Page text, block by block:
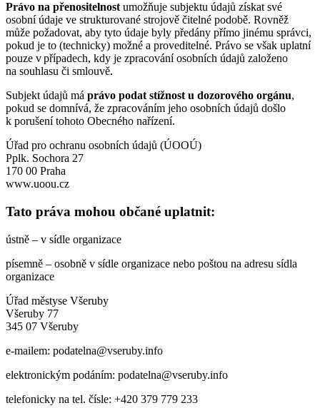
Právo na přenositelnostumožňuje subjektu údajů získat své
osobní údaje ve strukturované strojově čitelné podobě. Rovněž
může požadovat, aby tyto údaje byly předány přímo jinému správci,
pokud je to (technicky) možné a proveditelné. Právo se však uplatní
pouze v případech, kdy je zpracování osobních údajů založeno
na souhlasu či smlouvě.
Subjekt údajů má právo podat stížnost u dozorového orgánu,
pokud se domnívá, že zpracováním jeho osobních údajů došlo
k porušení tohoto Obecného nařízení.
Úřad pro ochranu osobních údajů (ÚOOÚ)
Pplk. Sochora 27
170 00 Praha
www.uoou.cz
Tato práva mohou občané uplatnit:
ústně – v sídle organizace
písemně – osobně v sídle organizace nebo poštou na adresu sídla
organizace
Úřad městyse Všeruby
Všeruby 77
345 07 Všeruby
e-mailem: podatelna@vseruby.info
elektronickým podáním: podatelna@vseruby.info
telefonicky na tel. čísle: +420 379 779 233